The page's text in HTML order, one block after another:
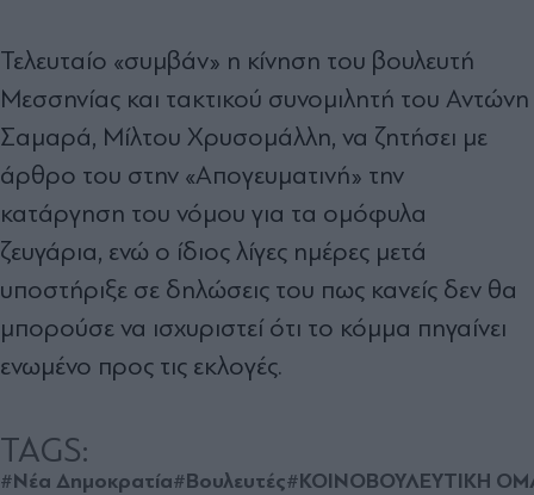
Τελευταίο «συμβάν» η κίνηση του βουλευτή
Μεσσηνίας και τακτικού συνομιλητή του Αντώνη
Σαμαρά, Μίλτου Χρυσομάλλη, να ζητήσει με
άρθρο του στην «Απογευματινή» την
κατάργηση του νόμου για τα ομόφυλα
ζευγάρια, ενώ ο ίδιος λίγες ημέρες μετά
υποστήριξε σε δηλώσεις του πως κανείς δεν θα
μπορούσε να ισχυριστεί ότι το κόμμα πηγαίνει
ενωμένο προς τις εκλογές.
TAGS:
#Νέα Δημοκρατία#Βουλευτές#ΚΟΙΝΟΒΟΥΛΕΥΤΙΚΗ